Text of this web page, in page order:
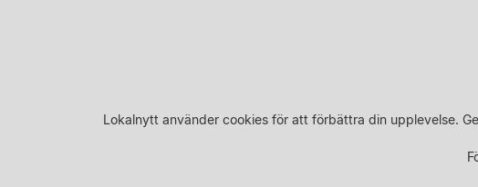
Lokalnytt använder cookies för att förbättra din upplevelse.